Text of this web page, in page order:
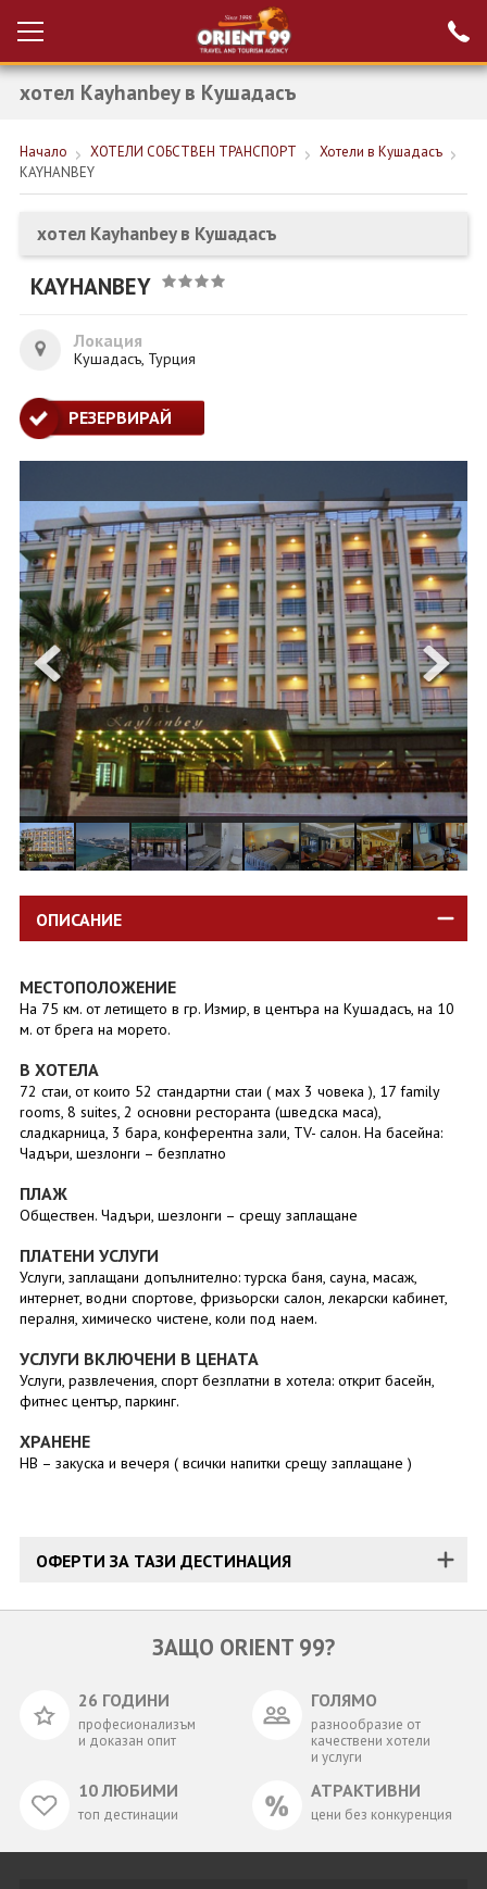
Вход за агенти
Проверка на
РАННИ ЗАПИСВАНИЯ ТУРЦИЯ
НОВА ГОДИНА ТУРЦИЯ
НОВА ГОДИНА
ПОЧИВКИ
КРУИЗИ
ЕКСКУРЗИИ
ЗА НАС
КОНТАКТИ
ФИРМЕНИ ДОКУМЕНТИ
0700 144 34 Запитване
ПОСЛЕДВАЙТЕ НИ
хотел Kayhanbey в Кушадасъ
Начало ХОТЕЛИ СОБСТВЕН ТРАНСПОРТ
Хотели в Кушадасъ
KAYHANBEY
хотел Kayhanbey в Кушадасъ
KAYHANBEY
Локация
Кушадасъ, Турция
РЕЗЕРВИРАЙ
ОПИСАНИЕ
МЕСТОПОЛОЖЕНИЕ
На 75 км. от летището в гр. Измир, в центъра на Кушадасъ, на 10
м. от брега на морето.
В ХОТЕЛА
72 стаи, от които 52 стандартни стаи ( маx 3 човека ), 17 family
rooms, 8 suites, 2 основни ресторанта (шведска маса),
сладкарница, 3 бара, конферентна зали, TV- салон. На басейна:
Чадъри, шезлонги – безплатно
ПЛАЖ
Обществен. Чадъри, шезлонги – срещу заплащане
ПЛАТЕНИ УСЛУГИ
Услуги, заплащани допълнително: турска баня, сауна, масаж,
интернет, водни спортове, фризьорски салон, лекарски кабинет,
пералня, химическо чистене, коли под наем.
УСЛУГИ ВКЛЮЧЕНИ В ЦЕНАТА
Услуги, развлечения, спорт безплатни в хотела: открит басейн,
фитнес център, паркинг.
ХРАНЕНЕ
HB – закуска и вечеря ( всички напитки срещу заплащане )
ОФЕРТИ ЗА ТАЗИ ДЕСТИНАЦИЯ
ЗАЩО ORIENT 99?
26 ГОДИНИ
професионализъм
и доказан опит
ГОЛЯМО
разнообразие от
качествени хотели
и услуги
10 ЛЮБИМИ
топ дестинации
АТРАКТИВНИ
цени без конкуренция